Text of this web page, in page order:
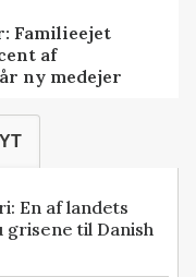
Familieejet
af
ny medejer
En af landets
til Danish